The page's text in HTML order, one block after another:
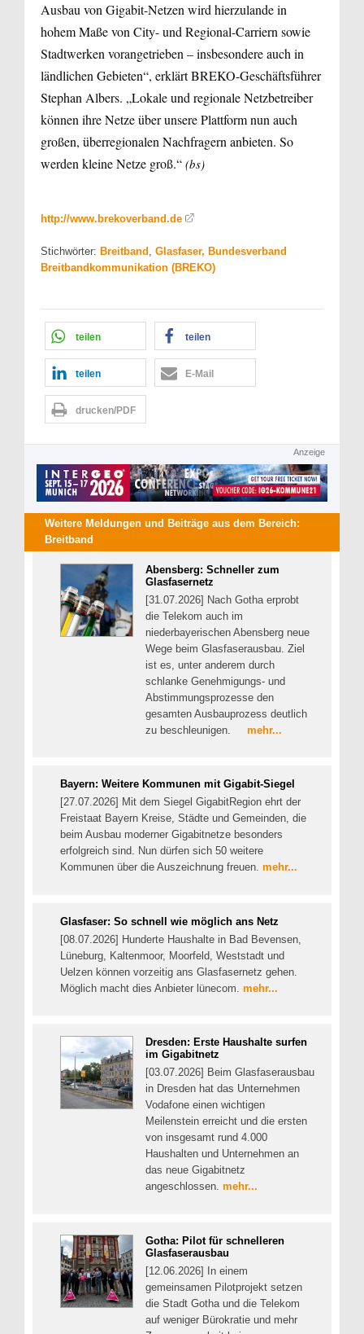
Ausbau von Gigabit-Netzen wird hierzulande in
hohem Maße von City- und Regional-Carriern sowie
Stadtwerken vorangetrieben – insbesondere auch in
ländlichen Gebieten“, erklärt BREKO-Geschäftsführer
Stephan Albers. „Lokale und regionale Netzbetreiber
können ihre Netze über unsere Plattform nun auch
großen, überregionalen Nachfragern anbieten. So
werden kleine Netze groß.“ (bs)
http://www.brekoverband.de
Stichwörter: Breitband , Glasfaser, Bundesverband
Breitbandkommunikation (BREKO)
teilen teilen
teilen E-Mail
drucken/PDF
Anzeige
Weitere Meldungen und Beiträge aus dem Bereich:
Breitband
Abensberg: Schneller zum
Glasfasernetz
[31.07.2026] Nach Gotha erprobt
die Telekom auch im
niederbayerischen Abensberg neue
Wege beim Glasfaserausbau. Ziel
ist es, unter anderem durch
schlanke Genehmigungs- und
Abstimmungsprozesse den
gesamten Ausbauprozess deutlich
zu beschleunigen. mehr...
Bayern: Weitere Kommunen mit Gigabit-Siegel
[27.07.2026] Mit dem Siegel GigabitRegion ehrt der
Freistaat Bayern Kreise, Städte und Gemeinden, die
beim Ausbau moderner Gigabitnetze besonders
erfolgreich sind. Nun dürfen sich 50 weitere
Kommunen über die Auszeichnung freuen. mehr...
Glasfaser: So schnell wie möglich ans Netz
[08.07.2026] Hunderte Haushalte in Bad Bevensen,
Lüneburg, Kaltenmoor, Moorfeld, Weststadt und
Uelzen können vorzeitig ans Glasfasernetz gehen.
Möglich macht dies Anbieter lünecom. mehr...
Dresden: Erste Haushalte surfen
im Gigabitnetz
[03.07.2026] Beim Glasfaserausbau
in Dresden hat das Unternehmen
Vodafone einen wichtigen
Meilenstein erreicht und die ersten
von insgesamt rund 4.000
Haushalten und Unternehmen an
das neue Gigabitnetz
angeschlossen. mehr...
Gotha: Pilot für schnelleren
Glasfaserausbau
[12.06.2026] In einem
gemeinsamen Pilotprojekt setzen
die Stadt Gotha und die Telekom
auf weniger Bürokratie und mehr